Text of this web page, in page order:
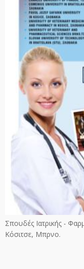
Σπουδές Ιατρικής -
Κόσιτσε, Μπρνο.